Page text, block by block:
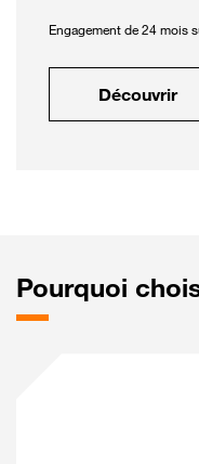
Engagement de 24 mois
Découvrir
Pourquoi